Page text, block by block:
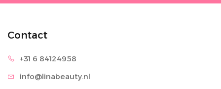
Contact
+31 6 84124958
info@linabeauty.nl